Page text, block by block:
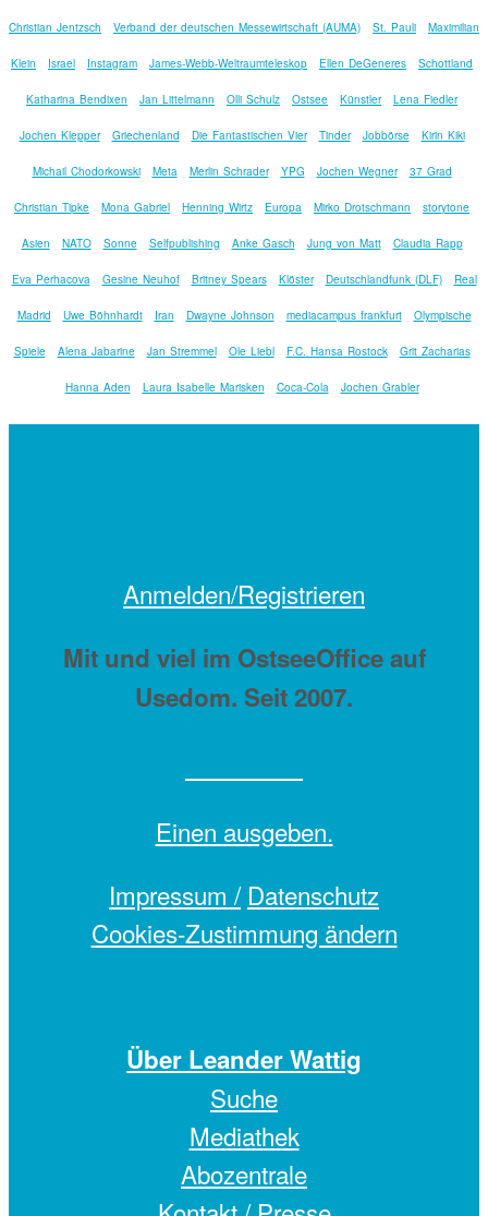
Christian Jentzsch Verband der deutschen Messewirtschaft (AUMA) St. Pauli Maximilian
Klein Israel Instagram James-Webb-Weltraumteleskop Ellen DeGeneres Schottland
Katharina Bendixen Jan Littelmann Olli Schulz Ostsee Künstler Lena Fiedler
Jochen Klepper Griechenland Die Fantastischen Vier Tinder Jobbörse Kirin Kiki
Michail Chodorkowski Meta Merlin Schrader YPG Jochen Wegner 37 Grad
Christian Tipke Mona Gabriel Henning Wirtz Europa Mirko Drotschmann storytone
Asien NATO Sonne Selfpublishing Anke Gasch Jung von Matt Claudia Rapp
Eva Perhacova Gesine Neuhof Britney Spears Klöster Deutschlandfunk (DLF) Real
Madrid Uwe Böhnhardt Iran Dwayne Johnson mediacampus frankfurt Olympische
Spiele Alena Jabarine Jan Stremmel Ole Liebl F.C. Hansa Rostock Grit Zacharias
Hanna Aden Laura Isabelle Marisken Coca-Cola Jochen Grabler
Anmelden/Registrieren
Mit und viel im OstseeOffice auf
Usedom. Seit 2007.
Einen ausgeben.
Impressum / Datenschutz
Cookies-Zustimmung ändern
Über Leander Wattig
Suche
Mediathek
Abozentrale